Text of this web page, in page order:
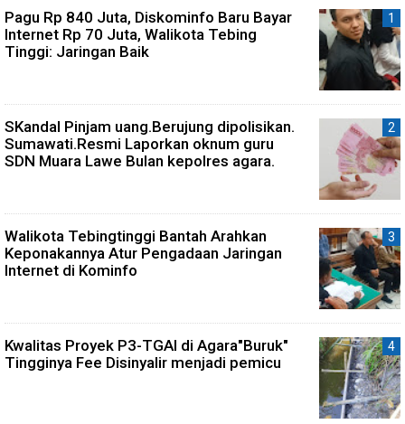
Pagu Rp 840 Juta, Diskominfo Baru Bayar
Internet Rp 70 Juta, Walikota Tebing
Tinggi: Jaringan Baik
SKandal Pinjam uang.Berujung dipolisikan.
Sumawati.Resmi Laporkan oknum guru
SDN Muara Lawe Bulan kepolres agara.
Walikota Tebingtinggi Bantah Arahkan
Keponakannya Atur Pengadaan Jaringan
Internet di Kominfo
Kwalitas Proyek P3-TGAI di Agara"Buruk"
Tingginya Fee Disinyalir menjadi pemicu